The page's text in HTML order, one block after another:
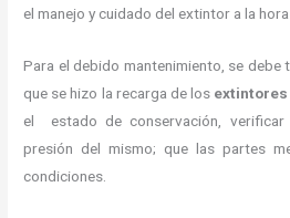
el manejo y cuidado del extintor a la
Para el debido mantenimiento, se debe
que se hizo la recarga de los extintores
el estado de conservación,
presión del mismo; que las partes
condiciones.